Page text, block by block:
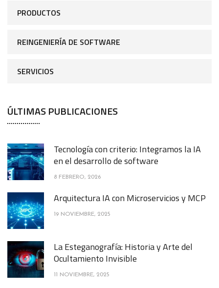
PRODUCTOS
REINGENIERÍA DE SOFTWARE
SERVICIOS
ÚLTIMAS PUBLICACIONES
Tecnología con criterio: Integramos la IA
en el desarrollo de software
8 FEBRERO, 2026
Arquitectura IA con Microservicios y MCP
19 NOVIEMBRE, 2025
La Esteganografía: Historia y Arte del
Ocultamiento Invisible
11 NOVIEMBRE, 2025